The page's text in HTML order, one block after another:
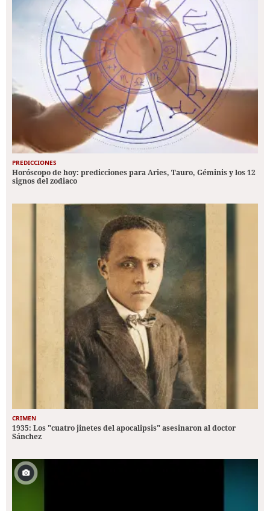
PREDICCIONES
Horóscopo de hoy: predicciones para Aries, Tauro, Géminis y los 12
signos del zodiaco
CRIMEN
1935: Los "cuatro jinetes del apocalipsis" asesinaron al doctor
Sánchez